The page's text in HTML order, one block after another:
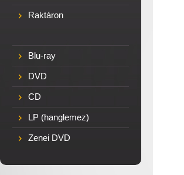
Raktáron
Blu-ray
DVD
CD
LP (hanglemez)
Zenei DVD